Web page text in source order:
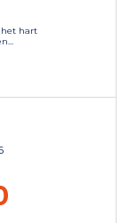
het hart